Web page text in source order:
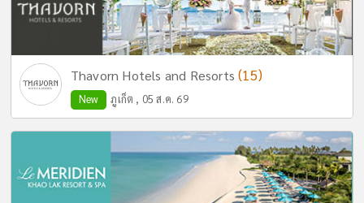
Thavorn Hotels and Resorts(15)
New ภูเก็ต , 05 ส.ค. 69